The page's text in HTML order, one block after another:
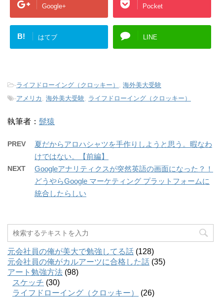
Google+ Pocket
B! はてブ LINE
-ライフドローイング（クロッキー） , 海外美大受験
-アメリカ , 海外美大受験, ライフドローイング（クロッキー）
執筆者： 髭猿
PREV
夏だからアロハシャツを手作りしようと思う。暇なわ
けではない。【前編】
NEXT
Googleアナリティクスが突然英語の画面になった？！
どうやらGoogle マーケティング プラットフォームに
統合したらしい
元会社員の俺が美大で勉強してる話 (128)
元会社員の俺がカルアーツに合格した話 (35)
アート勉強方法 (98)
スケッチ (30)
ライフドローイング（クロッキー）
(26)